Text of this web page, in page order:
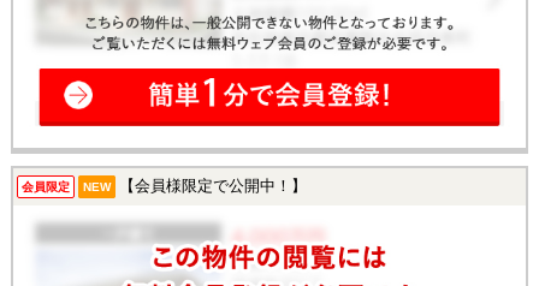
会員限定 NEW 【会員様限定で公開中！】